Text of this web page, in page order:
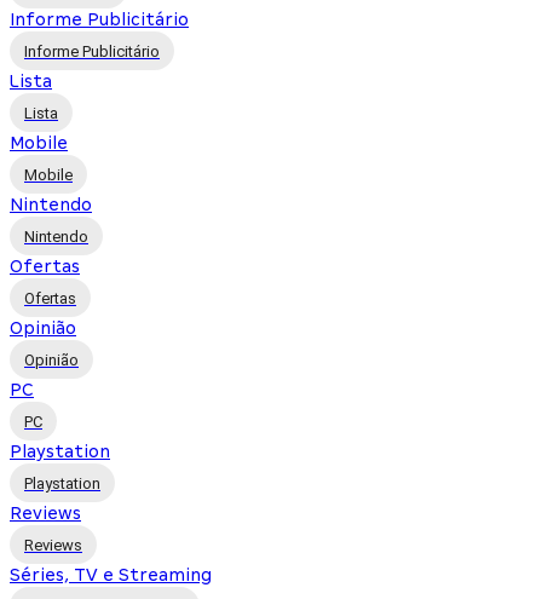
Informe Publicitário
Informe Publicitário
Lista
Lista
Mobile
Mobile
Nintendo
Nintendo
Ofertas
Ofertas
Opinião
Opinião
PC
PC
Playstation
Playstation
Reviews
Reviews
Séries, TV e Streaming